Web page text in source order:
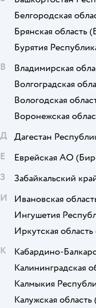
Белгородская
Брянская область
Бурятия
В
Владимирская
Волгоградская
Вологодская
Воронежская
Д Дагестан
Е
Еврейская АО
З
Забайкальский
И
Ивановская
Ингушетия
Иркутская область
К
Кабардино-
Калининградская
Калмыкия
Калужская область